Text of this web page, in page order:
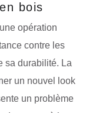
bois
opération
contre les
sa durabilité. La
un nouvel look
un problème